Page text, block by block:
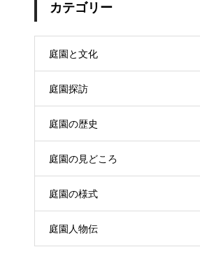
カテゴリー
庭園と文化
庭園探訪
庭園の歴史
庭園の見どころ
庭園の様式
庭園人物伝